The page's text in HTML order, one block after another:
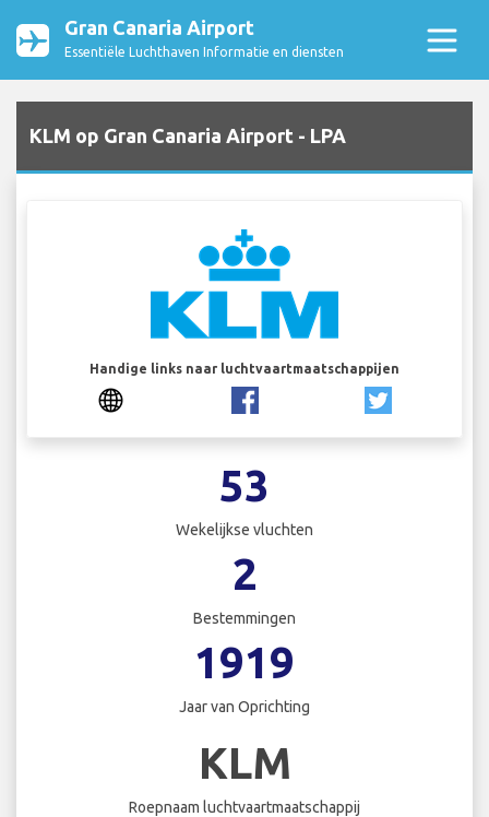
Gran Canaria Airport
Essentiële Luchthaven Informatie en diensten
KLM op Gran Canaria Airport - LPA
Handige links naar luchtvaartmaatschappijen
53
Wekelijkse vluchten
2
Bestemmingen
1919
Jaar van Oprichting
KLM
Roepnaam luchtvaartmaatschappij